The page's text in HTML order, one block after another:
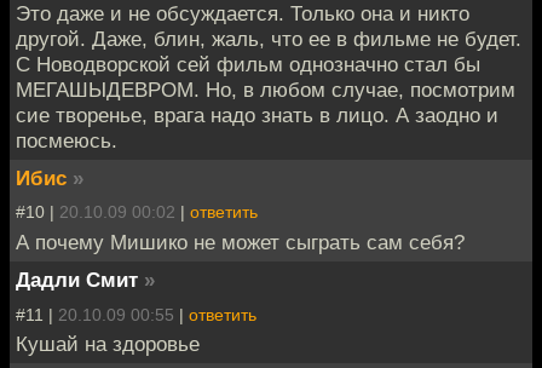
Это даже и не обсуждается. Только она и никто
другой. Даже, блин, жаль, что ее в фильме не будет.
С Новодворской сей фильм однозначно стал бы
МЕГАШЫДЕВРОМ. Но, в любом случае, посмотрим
сие творенье, врага надо знать в лицо. А заодно и
посмеюсь.
Ибис »
#10 | 20.10.09 00:02 | ответить
А почему Мишико не может сыграть сам себя?
Дадли Смит »
#11 | 20.10.09 00:55 | ответить
Кушай на здоровье